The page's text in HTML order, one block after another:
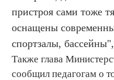
пристроя сами тоже
оснащены
спортзалы,
Также глава
сообщил педагогам о